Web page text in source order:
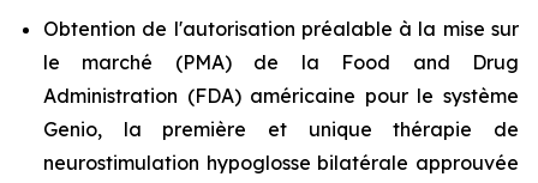
Obtention de l'autorisation préalable à la mise sur
le marché (PMA) de la Food and Drug
Administration (FDA) américaine pour le système
Genio, la première et unique thérapie de
neurostimulation hypoglosse bilatérale approuvée